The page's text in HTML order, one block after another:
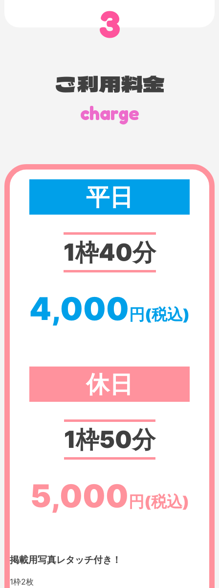
3
ご利用料金
charge
平日
1枠40分
4,000 円(税込)
休日
1枠50分
5,000 円(税込)
掲載用写真レタッチ付き！
1枠2枚